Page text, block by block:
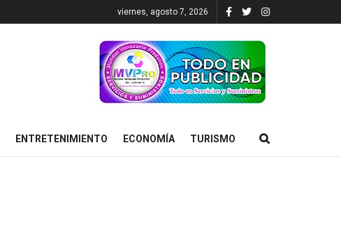
viernes, agosto 7, 2026
ENTRETENIMIENTO ECONOMÍA TURISMO